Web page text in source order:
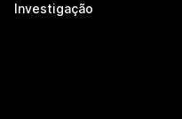
Investigação